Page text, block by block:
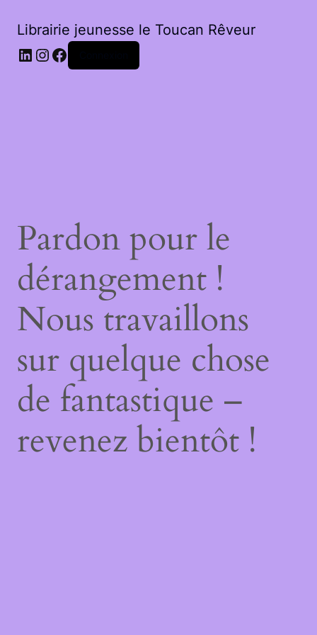
Librairie jeunesse le Toucan Rêveur
LinkedIn
Instagram
Facebook
Pardon pour le
dérangement !
Nous travaillons
sur quelque chose
de fantastique –
revenez bientôt !